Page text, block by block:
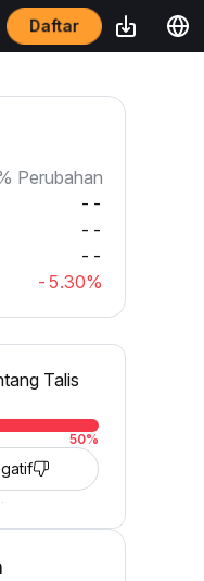
Daftar
Perubahan
--
--
--
-5.30%
Talis
50%